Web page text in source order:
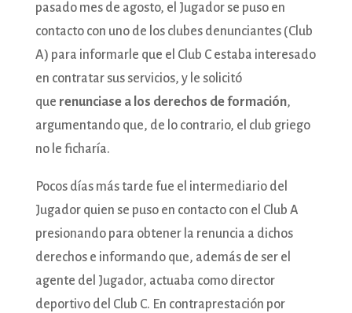
pasado mes de agosto, el Jugador se puso en
contacto con uno de los clubes denunciantes (Club
A) para informarle que el Club C estaba interesado
en contratar sus servicios, y le solicitó
que renunciase a los derechos de formación,
argumentando que, de lo contrario, el club griego
no le ficharía.
Pocos días más tarde fue el intermediario del
Jugador quien se puso en contacto con el Club A
presionando para obtener la renuncia a dichos
derechos e informando que, además de ser el
agente del Jugador, actuaba como director
deportivo del Club C. En contraprestación por